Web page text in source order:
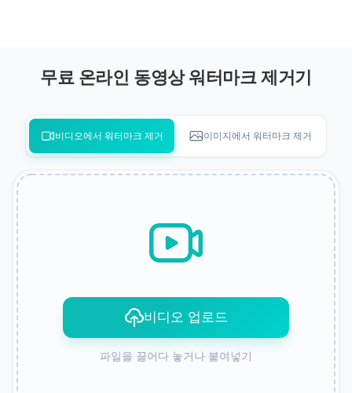
무료 온라인 동영상 워터마크 제거기
비디오에서 워터마크 제거 이미지에서 워터마크 제거
비디오 업로드
파일을 끌어다 놓거나 붙여넣기